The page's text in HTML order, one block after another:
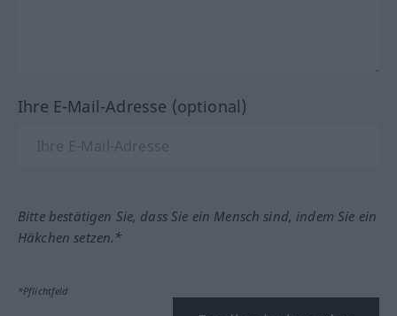
Ihre E-Mail-Adresse (optional)
Bitte bestätigen Sie, dass Sie ein Mensch sind, indem Sie ein
Häkchen setzen.*
*Pflichtfeld